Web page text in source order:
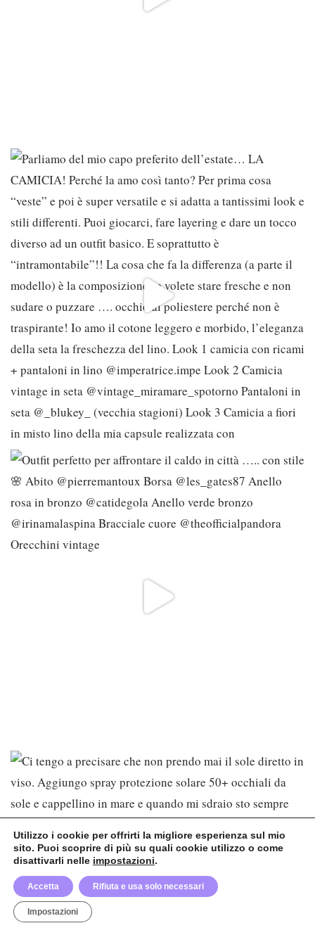
Utilizzo i cookie per offrirti la migliore esperienza sul mio
sito. Puoi scoprire di più su quali cookie utilizzo o come
disattivarli nelle impostazioni.
Accetta Rifiuta e usa solo necessari
Impostazioni